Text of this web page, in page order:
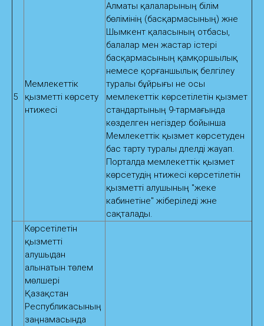
5
Мемлекеттік
қызметті көрсету
нәтижесі
Алматы қалаларының білім
бөлімінің (басқармасының) және
Шымкент қаласының отбасы,
балалар мен жастар істері
басқармасының қамқоршылық
немесе қорғаншылық белгілеу
туралы бұйрығы не осы
мемлекеттік көрсетілетін қызмет
стандартының 9-тармағында
көзделген негіздер бойынша
Мемлекеттік қызмет көрсетуден
бас тарту туралы дәлелді жауап.
Порталда мемлекеттік қызмет
көрсетудің нәтижесі көрсетілетін
қызметті алушының "жеке
кабинетіне" жіберіледі және
сақталады.
Көрсетілетін
қызметті
алушыдан
алынатын төлем
мөлшері
Қазақстан
Республикасының
заңнамасында